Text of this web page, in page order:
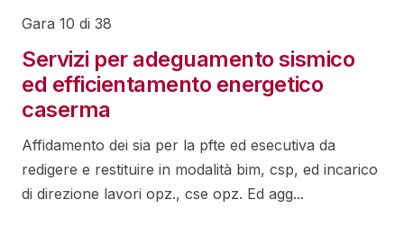
Gara 10 di 38
Servizi per adeguamento sismico
ed efficientamento energetico
caserma
Affidamento dei sia per la pfte ed esecutiva da
redigere e restituire in modalità bim, csp, ed incarico
di direzione lavori opz., cse opz. Ed agg...